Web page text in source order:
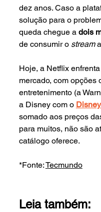
dez anos. Caso a
solução para o
queda chegue a dois
de consumir o stream
Hoje, a Netflix
mercado, com opções
entretenimento (a
a Disney com o
somado aos preços
para muitos, não são
catálogo oferece.
*Fonte: Tecmundo
Leia também: